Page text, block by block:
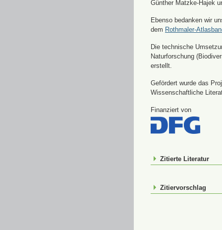
Günther Matzke-Hajek
Ebenso bedanken wir
dem Rothmaler-
Die technische
Naturforschung
erstellt.
Gefördert wurde das
Wissenschaftliche
Finanziert von
Zitierte Literatur
Zitiervorschlag